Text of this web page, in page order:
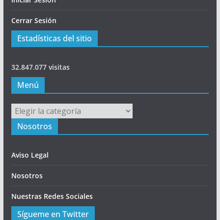
Cerrar Sesión
Estadísticas del sitio
32.847.077 visitas
Menú
Menú
Nosotros
Aviso Legal
Nosotros
Nuestras Redes Sociales
Sígueme en Twitter